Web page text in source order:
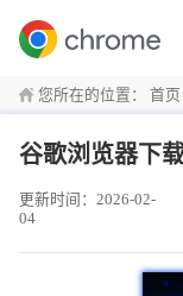
您所在的位置： 首页
更新时间：2026-02-
04